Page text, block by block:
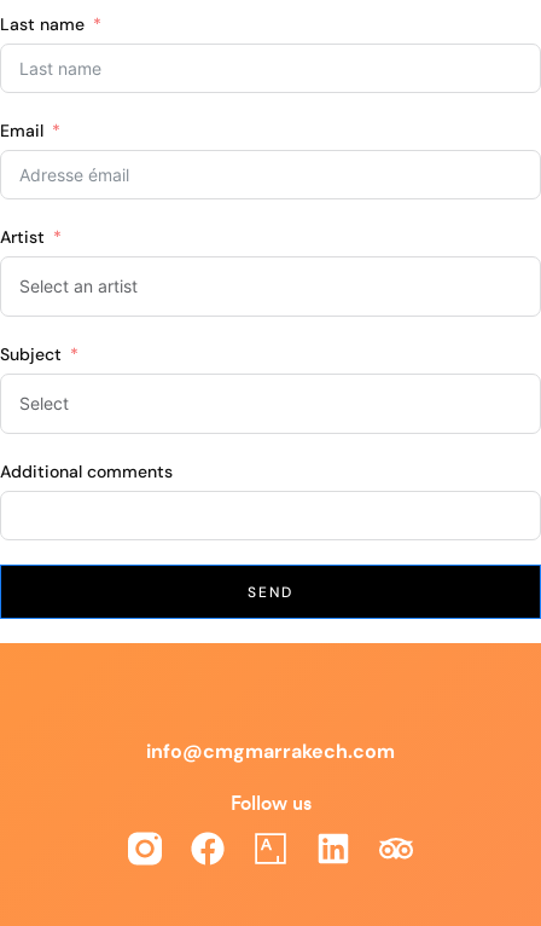
Last name
Email
Artist
Subject
Additional comments
SEND
info@cmgmarrakech.com
Follow us